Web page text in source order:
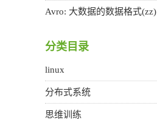
Avro: 大数据的数据格式(zz)
分类目录
linux
分布式系统
思维训练